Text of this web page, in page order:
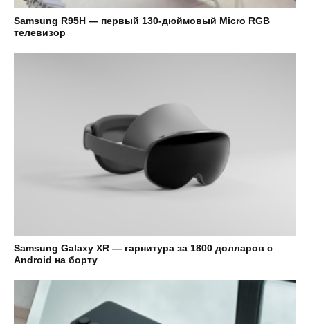
Samsung R95H — первый 130-дюймовый Micro RGB
телевизор
Samsung Galaxy XR — гарнитура за 1800 долларов с
Android на борту